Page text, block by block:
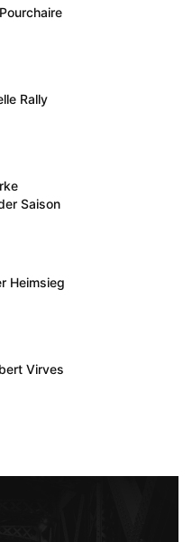
Rally
Saison
Heimsieg
Virves